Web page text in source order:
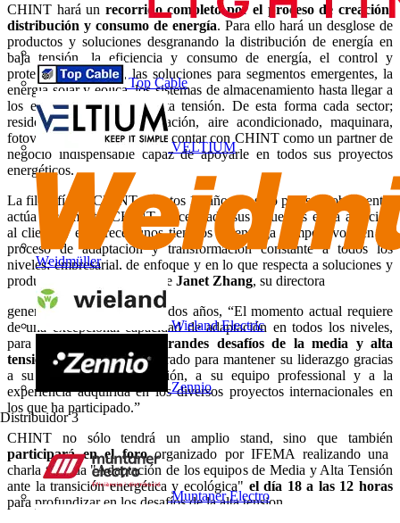
Top Cable
VELTIUM
Weidmüller
Wieland Electric
Zennio
Distribuidor 3
Muntaner Electro
CHINT hará un recorrido completo por el proceso de creación,
distribución y consumo de energía. Para ello hará un desglose de
productos y soluciones desgranando la distribución de energía en
baja tensión, la eficiencia y consumo de energía, el control y
protección industrial, las soluciones para segmentos emergentes, la
energía solar y eólica, los sistemas de almacenamiento hasta llegar a
los equipos de media y alta tensión. De esta forma cada sector;
residencial, industrial, elevación, aire acondicionado, maquinara,
fotovoltaico, eólico… puede contar con CHINT como un partner de
negocio indispensable capaz de apoyarle en todos sus proyectos
energéticos.
La filosofía de CHINT en estos 15 años ha sido piensa globalmente,
actúa localmente. CHINT ha centrado sus esfuerzos en la atención
al cliente y en ofrecer unos tiempos de entrega competitivos, en un
proceso de adaptación y transformación constante a todos los
niveles; empresarial, de enfoque y en lo que respecta a soluciones y
productos. Según palabras de Janet Zhang, su directora
general desde hace más de dos años, “El momento actual requiere
de una excepcional capacidad de adaptación en todos los niveles,
para dar respuesta a los
grandes desafíos de la media y alta
tensión
. CHINT está preparado para mantener su liderazgo gracias
a su volumen de producción, a su equipo professional y a la
experiencia adquirida en los diversos proyectos internacionales en
los que ha participado.”
CHINT no sólo tendrá un amplio stand, sino que también
participará en el foroorganizado por IFEMA realizando una
charla titulada "Adaptación de los equipos de Media y Alta Tensión
ante la transición energética y ecológica" el día 18 a las 12 horas
para profundizar en los desafíos de la alta tension.